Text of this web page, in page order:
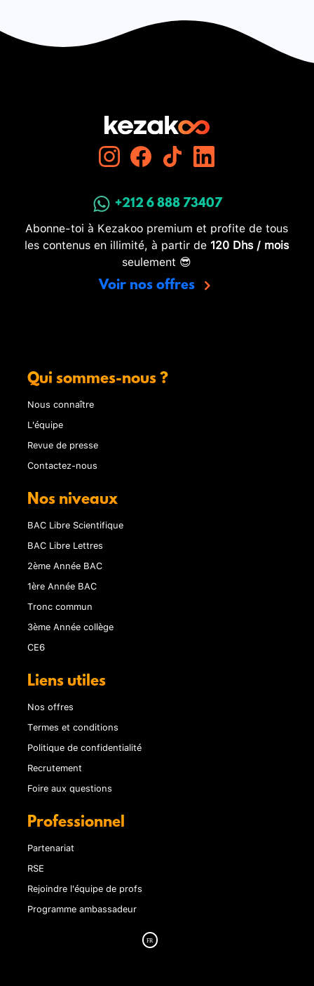
+212 6 888 73407
Abonne-toi à Kezakoo premium et profite de tous
les contenus en illimité, à partir de 120 Dhs / mois
seulement 😎
Voir nos offres
Qui sommes-nous ?
Nous connaître
L'équipe
Revue de presse
Contactez-nous
Nos niveaux
BAC Libre Scientifique
BAC Libre Lettres
2ème Année BAC
1ère Année BAC
Tronc commun
3ème Année collège
CE6
Liens utiles
Nos offres
Termes et conditions
Politique de confidentialité
Recrutement
Foire aux questions
Professionnel
Partenariat
RSE
Rejoindre l'équipe de profs
Programme ambassadeur